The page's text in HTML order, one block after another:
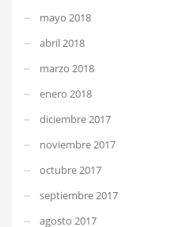
mayo 2018
abril 2018
marzo 2018
enero 2018
diciembre 2017
noviembre 2017
octubre 2017
septiembre 2017
agosto 2017